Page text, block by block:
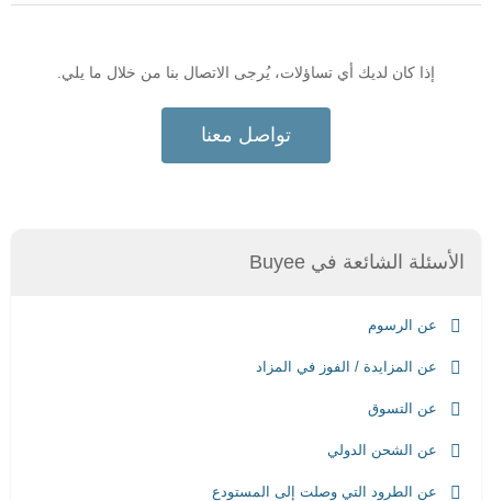
الأسئلة الشائعة في Buyee
عن الرسوم
عن المزايدة / الفوز في المزاد
عن التسوق
عن الشحن الدولي
عن الطرود التي وصلت إلى المستودع
إذا كان لديك أي تساؤلات، يُرجى الاتصال بنا من خلال ما يلي.
تواصل معنا